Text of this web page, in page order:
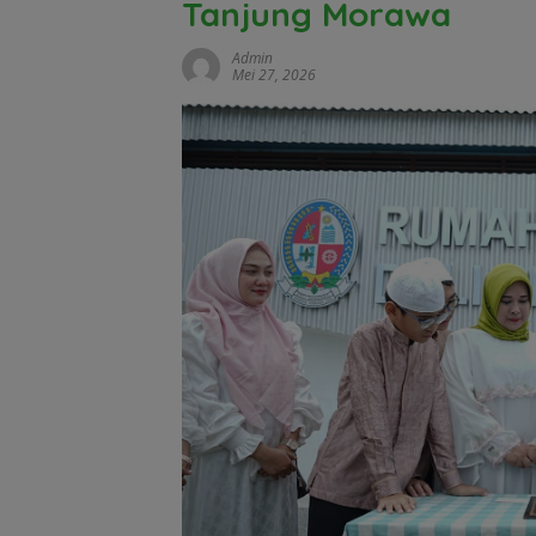
Tanjung Morawa
Admin
Mei 27, 2026